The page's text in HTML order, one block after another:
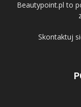
Beautypoint.pl to
Skontaktuj